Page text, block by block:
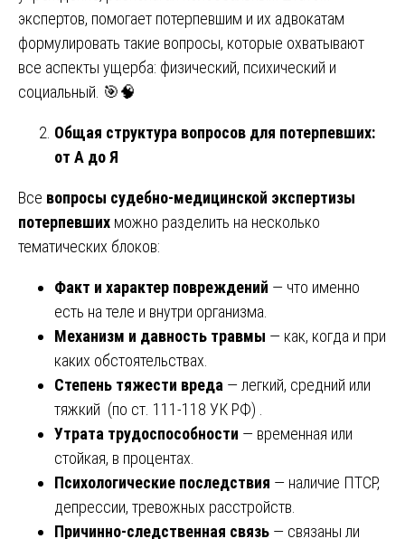
экспертов, помогает потерпевшим и их адвокатам
формулировать такие вопросы, которые охватывают
все аспекты ущерба: физический, психический и
социальный. 🎯🧠
Общая структура вопросов для потерпевших:
от А до Я
Все вопросы судебно-медицинской экспертизы
потерпевших можно разделить на несколько
тематических блоков:
Факт и характер повреждений — что именно
есть на теле и внутри организма.
Механизм и давность травмы — как, когда и при
каких обстоятельствах.
Степень тяжести вреда — легкий, средний или
тяжкий (по ст. 111-118 УК РФ) .
Утрата трудоспособности — временная или
стойкая, в процентах.
Психологические последствия — наличие ПТСР,
депрессии, тревожных расстройств.
Причинно-следственная связь — связаны ли